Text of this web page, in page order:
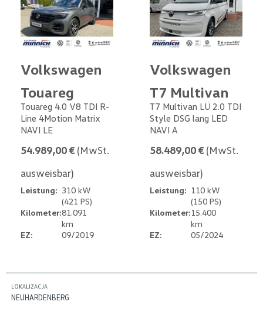
Volkswagen
Touareg
Touareg 4.0 V8 TDI R-
Line 4Motion Matrix
NAVI LE
54.989,00 € (MwSt.
ausweisbar)
Leistung: 310 kW
(421 PS)
Kilometer:81.091
km
EZ:
09/2019
Volkswagen
T7 Multivan
T7 Multivan LÜ 2.0 TDI
Style DSG lang LED
NAVI A
58.489,00 € (MwSt.
ausweisbar)
Leistung: 110 kW
(150 PS)
Kilometer:15.400
km
EZ:
05/2024
LOKALIZACJA
NEUHARDENBERG